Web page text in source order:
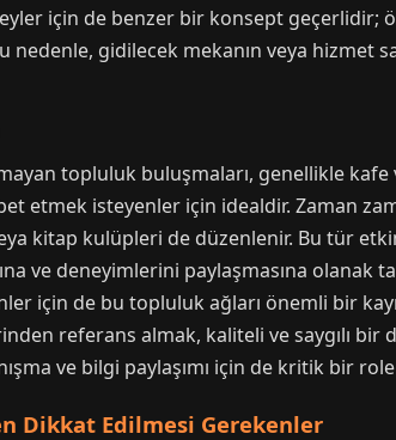
için de benzer bir konsept geçerlidir;
gidilecek mekanın veya hizmet
topluluk buluşmaları, genellikle
etmek isteyenler için idealdir. Zaman
kitap kulüpleri de düzenlenir. Bu tür
ve deneyimlerini paylaşmasına olanak
için de bu topluluk ağları önemli bir
referans almak, kaliteli ve saygılı bir
ve bilgi paylaşımı için de kritik bir
Dikkat Edilmesi Gerekenler